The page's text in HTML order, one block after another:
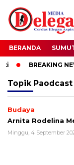
BERANDA
BREAKING
Topik
Budaya
Arnita Rodelina
Minggu, 4 September